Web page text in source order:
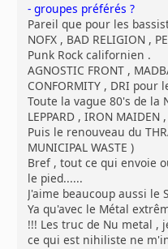
- groupes préférés ?
Pareil que pour les
NOFX , BAD RELIGION ,
Punk Rock californien .
AGNOSTIC FRONT ,
CONFORMITY , DRI pour
Toute la vague 80's de la
LEPPARD , IRON MAIDEN
Puis le renouveau du
MUNICIPAL WASTE )
Bref , tout ce qui envoie
le pied......
J'aime beaucoup aussi le
Ya qu'avec le Métal
!!! Les truc de Nu metal ,
ce qui est nihiliste ne